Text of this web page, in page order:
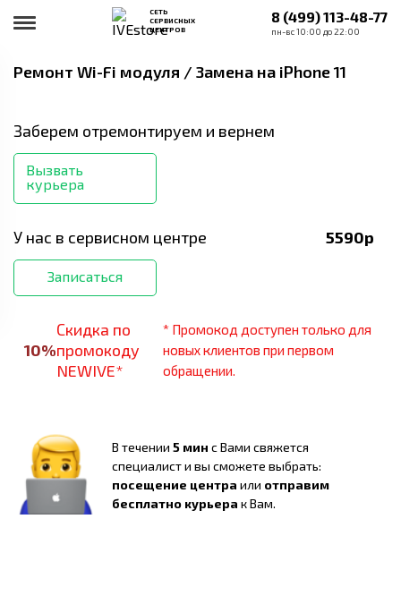
СЕТЬ
СЕРВИСНЫХ
ЦЕНТРОВ
8 (499) 113-48-77
пн-вс 10:00 до 22:00
Ремонт Wi-Fi модуля / Замена на iPhone 11
Заберем отремонтируем и вернем
Вызвать
курьера
У нас в сервисном центре 5590р
Записаться
10%
Скидка по
промокоду
NEWIVE*
* Промокод доступен только для
новых клиентов при первом
обращении.
В течении 5 мин с Вами свяжется
специалист и вы сможете выбрать:
посещение центра или отправим
бесплатно курьера к Вам.